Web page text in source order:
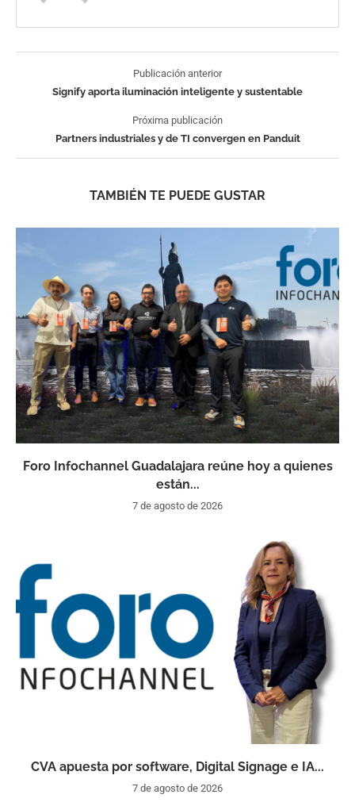
Publicación anterior
Signify aporta iluminación inteligente y sustentable
Próxima publicación
Partners industriales y de TI convergen en Panduit
TAMBIÉN TE PUEDE GUSTAR
Foro Infochannel Guadalajara reúne hoy a quienes
están...
7 de agosto de 2026
CVA apuesta por software, Digital Signage e IA...
7 de agosto de 2026